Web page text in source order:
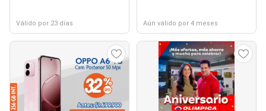
Válido por 23 días Aún válido por 4 meses